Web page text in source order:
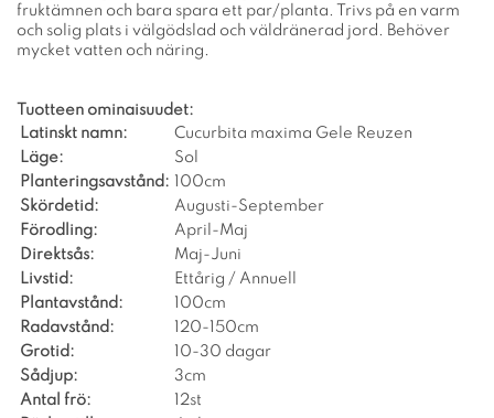
fruktämnen och bara spara ett par/planta. Trivs på en varm
och solig plats i välgödslad och väldränerad jord. Behöver
mycket vatten och näring.
Tuotteen ominaisuudet:
Latinskt namn:
Cucurbita maxima Gele Reuzen
Läge:
Sol
Planteringsavstånd: 100cm
Skördetid:
Augusti-September
Förodling:
April-Maj
Direktsås:
Maj-Juni
Livstid:
Ettårig / Annuell
Plantavstånd:
100cm
Radavstånd:
120-150cm
Grotid:
10-30 dagar
Sådjup:
3cm
Antal frö:
12st